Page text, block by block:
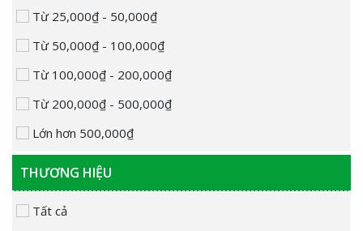
Từ 25,000₫ - 50,000₫
Từ 50,000₫ - 100,000₫
Từ 100,000₫ - 200,000₫
Từ 200,000₫ - 500,000₫
Lớn hơn 500,000₫
THƯƠNG HIỆU
Tất cả